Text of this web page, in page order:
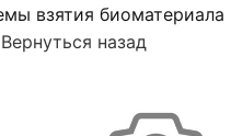
взятия биоматериала
Вернуться назад